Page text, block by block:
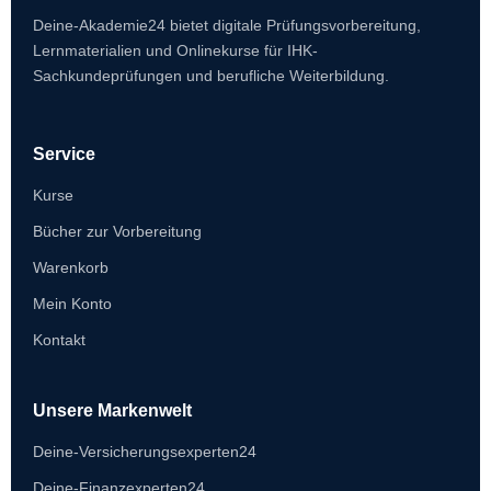
Deine-Akademie24 bietet digitale Prüfungsvorbereitung,
Lernmaterialien und Onlinekurse für IHK-
Sachkundeprüfungen und berufliche Weiterbildung.
Service
Kurse
Bücher zur Vorbereitung
Warenkorb
Mein Konto
Kontakt
Unsere Markenwelt
Deine-Versicherungsexperten24